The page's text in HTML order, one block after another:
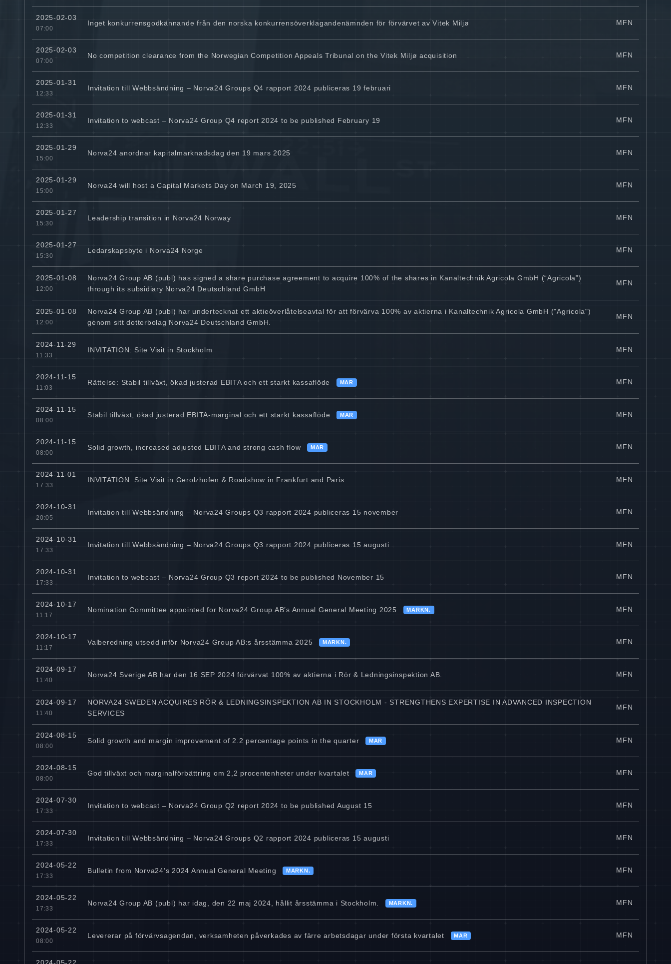
2025-02-03
07:00
Inget konkurrensgodkännande från den norska konkurrensöverklagandenämnden för förvärvet av Vitek Miljø MFN
2025-02-03
07:00
No competition clearance from the Norwegian Competition Appeals Tribunal on the Vitek Miljø acquisition MFN
2025-01-31
12:33
Invitation till Webbsändning – Norva24 Groups Q4 rapport 2024 publiceras 19 februari MFN
2025-01-31
12:33
Invitation to webcast – Norva24 Group Q4 report 2024 to be published February 19 MFN
2025-01-29
15:00
Norva24 anordnar kapitalmarknadsdag den 19 mars 2025 MFN
2025-01-29
15:00
Norva24 will host a Capital Markets Day on March 19, 2025 MFN
2025-01-27
15:30
Leadership transition in Norva24 Norway MFN
2025-01-27
15:30
Ledarskapsbyte i Norva24 Norge MFN
2025-01-08
12:00
Norva24 Group AB (publ) has signed a share purchase agreement to acquire 100% of the shares in Kanaltechnik Agricola GmbH (“Agricola”)
through its subsidiary Norva24 Deutschland GmbH
MFN
2025-01-08
12:00
Norva24 Group AB (publ) har undertecknat ett aktieöverlåtelseavtal för att förvärva 100% av aktierna i Kanaltechnik Agricola GmbH ("Agricola")
genom sitt dotterbolag Norva24 Deutschland GmbH.
MFN
2024-11-29
11:33
INVITATION: Site Visit in Stockholm MFN
2024-11-15
11:03
Rättelse: Stabil tillväxt, ökad justerad EBITA och ett starkt kassaflöde MAR MFN
2024-11-15
08:00
Stabil tillväxt, ökad justerad EBITA-marginal och ett starkt kassaflöde MAR MFN
2024-11-15
08:00
Solid growth, increased adjusted EBITA and strong cash flow MAR MFN
2024-11-01
17:33
INVITATION: Site Visit in Gerolzhofen & Roadshow in Frankfurt and Paris MFN
2024-10-31
20:05
Invitation till Webbsändning – Norva24 Groups Q3 rapport 2024 publiceras 15 november MFN
2024-10-31
17:33
Invitation till Webbsändning – Norva24 Groups Q3 rapport 2024 publiceras 15 augusti MFN
2024-10-31
17:33
Invitation to webcast – Norva24 Group Q3 report 2024 to be published November 15 MFN
2024-10-17
11:17
Nomination Committee appointed for Norva24 Group AB’s Annual General Meeting 2025 MARKN. MFN
2024-10-17
11:17
Valberedning utsedd inför Norva24 Group AB:s årsstämma 2025 MARKN. MFN
2024-09-17
11:40
Norva24 Sverige AB har den 16 SEP 2024 förvärvat 100% av aktierna i Rör & Ledningsinspektion AB. MFN
2024-09-17
11:40
NORVA24 SWEDEN ACQUIRES RÖR & LEDNINGSINSPEKTION AB IN STOCKHOLM - STRENGTHENS EXPERTISE IN ADVANCED INSPECTION
SERVICES
MFN
2024-08-15
08:00
Solid growth and margin improvement of 2.2 percentage points in the quarter MAR MFN
2024-08-15
08:00
God tillväxt och marginalförbättring om 2,2 procentenheter under kvartalet MAR MFN
2024-07-30
17:33
Invitation to webcast – Norva24 Group Q2 report 2024 to be published August 15 MFN
2024-07-30
17:33
Invitation till Webbsändning – Norva24 Groups Q2 rapport 2024 publiceras 15 augusti MFN
2024-05-22
17:33
Bulletin from Norva24’s 2024 Annual General Meeting MARKN. MFN
2024-05-22
17:33
Norva24 Group AB (publ) har idag, den 22 maj 2024, hållit årsstämma i Stockholm. MARKN. MFN
2024-05-22
08:00
Levererar på förvärvsagendan, verksamheten påverkades av färre arbetsdagar under första kvartalet MAR MFN